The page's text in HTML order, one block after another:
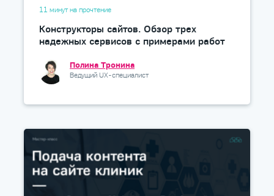
11 минут на прочтение
Конструкторы сайтов. Обзор трех
надежных сервисов с примерами работ
Полина Тронина
Ведущий UX-специалист